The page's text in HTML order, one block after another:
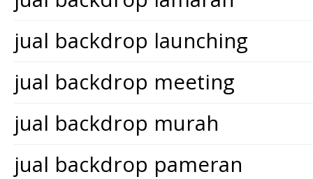
jual backdrop launching
jual backdrop meeting
jual backdrop murah
jual backdrop pameran